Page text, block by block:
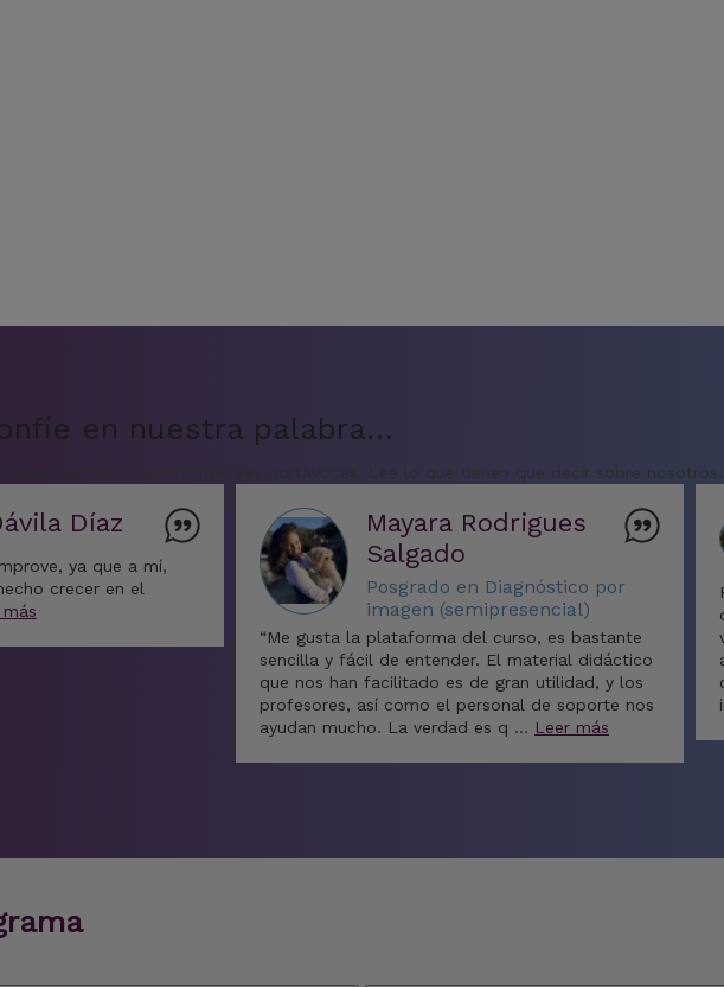
en nuestra palabra…
ponentes son nuestros mejores portavoces. Lee lo que tienen que decir sobre nosotros.
Díaz
ya que a mí,
crecer en el
Mayara Rodrigues
Salgado
Posgrado en Diagnóstico por
imagen (semipresencial)
“Me gusta la plataforma del curso, es bastante
sencilla y fácil de entender. El material didáctico
que nos han facilitado es de gran utilidad, y los
profesores, así como el personal de soporte nos
ayudan mucho. La verdad es q … Leer más